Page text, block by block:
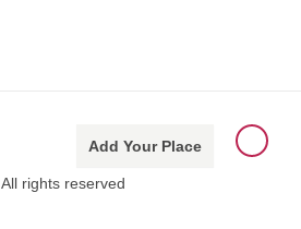
Add Your Place
, All rights reserved